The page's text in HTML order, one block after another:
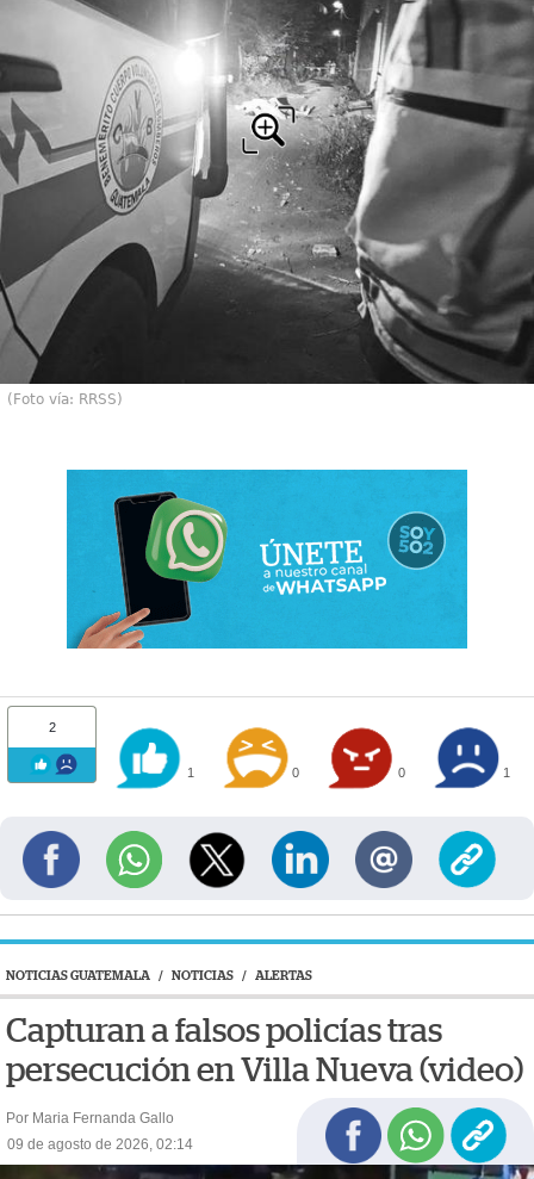
(Foto vía: RRSS)
2
1 0 0 1
NOTICIAS GUATEMALA / NOTICIAS / ALERTAS
Capturan a falsos policías tras
persecución en Villa Nueva (video)
Por Maria Fernanda Gallo
09 de agosto de 2026, 02:14